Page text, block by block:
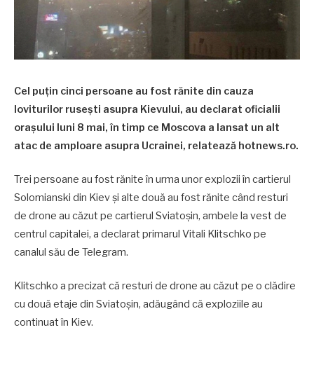
Cel puțin cinci persoane au fost rănite din cauza
loviturilor rusești asupra Kievului, au declarat oficialii
orașului luni 8 mai, în timp ce Moscova a lansat un alt
atac de amploare asupra Ucrainei, relatează hotnews.ro.
Trei persoane au fost rănite în urma unor explozii în cartierul
Solomianski din Kiev și alte două au fost rănite când resturi
de drone au căzut pe cartierul Sviatoșin, ambele la vest de
centrul capitalei, a declarat primarul Vitali Klitschko pe
canalul său de Telegram.
Klitschko a precizat că resturi de drone au căzut pe o clădire
cu două etaje din Sviatoșin, adăugând că exploziile au
continuat în Kiev.